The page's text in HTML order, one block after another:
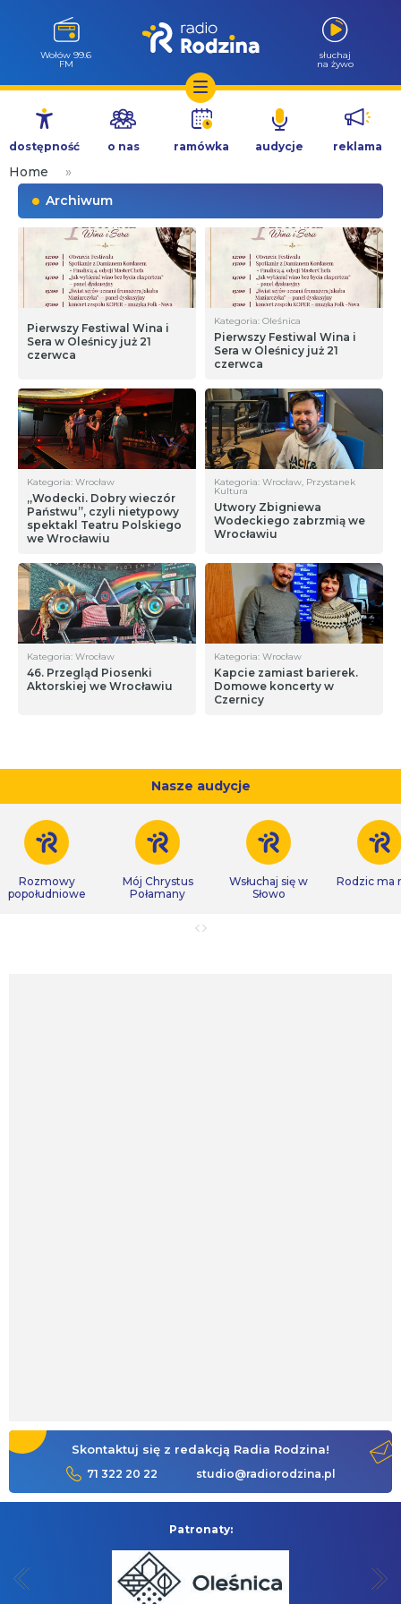
Przejdź
treści
Wołów 99.6
FM
słuchaj
na żywo
dostępność o nas ramówka audycje reklama
Home
»
Archiwum
Pierwszy Festiwal Wina i
Sera w Oleśnicy już 21
czerwca
Kategoria: Oleśnica
Pierwszy Festiwal Wina i
Sera w Oleśnicy już 21
czerwca
Kategoria: Wrocław
„Wodecki. Dobry wieczór
Państwu”, czyli nietypowy
spektakl Teatru Polskiego
we Wrocławiu
Kategoria: Wrocław, Przystanek
Kultura
Utwory Zbigniewa
Wodeckiego zabrzmią we
Wrocławiu
Kategoria: Wrocław
46. Przegląd Piosenki
Aktorskiej we Wrocławiu
Kategoria: Wrocław
Kapcie zamiast barierek.
Domowe koncerty w
Czernicy
Nasze audycje
Rozmowy
popołudniowe
Mój Chrystus
Połamany
Wsłuchaj się w
Słowo
Rodzic ma
Skontaktuj się z redakcją Radia Rodzina!
71 322 20 22 studio@radiorodzina.pl
Patronaty: